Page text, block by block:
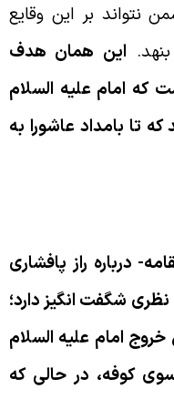
بر اين وقايع
اين همان هدف
امام عليه السلام
بامداد عاشورا به
درباره راز پافشارى
شگفت انگيز دارد؛
امام عليه السلام
كوفه، در حالى كه